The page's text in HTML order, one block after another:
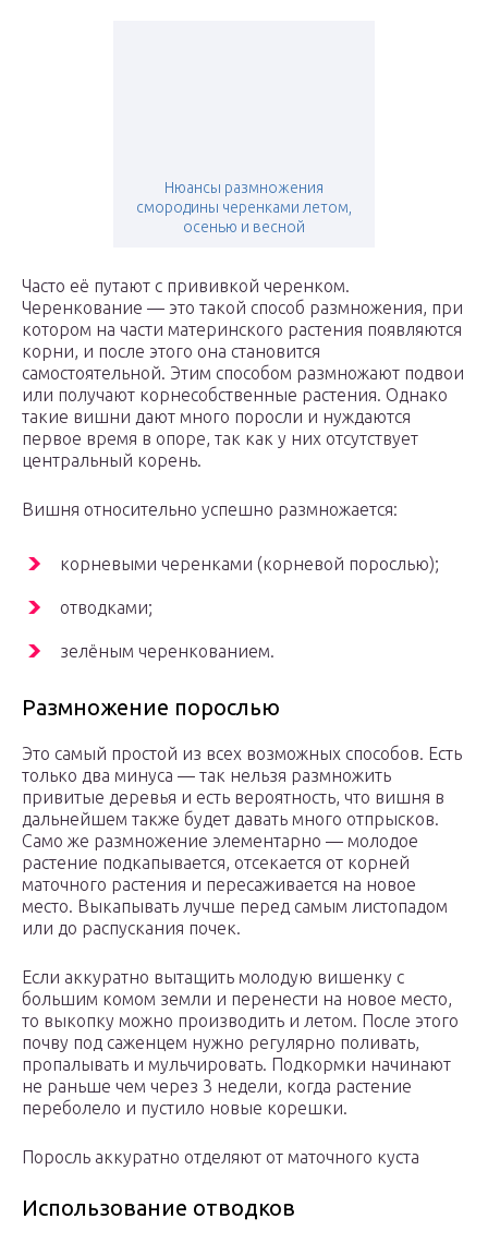
Нюансы размножения
смородины черенками летом,
осенью и весной
Часто её путают с прививкой черенком.
Черенкование — это такой способ размножения, при
котором на части материнского растения появляются
корни, и после этого она становится
самостоятельной. Этим способом размножают подвои
или получают корнесобственные растения. Однако
такие вишни дают много поросли и нуждаются
первое время в опоре, так как у них отсутствует
центральный корень.
Вишня относительно успешно размножается:
корневыми черенками (корневой порослью);
отводками;
зелёным черенкованием.
Размножение порослью
Это самый простой из всех возможных способов. Есть
только два минуса — так нельзя размножить
привитые деревья и есть вероятность, что вишня в
дальнейшем также будет давать много отпрысков.
Само же размножение элементарно — молодое
растение подкапывается, отсекается от корней
маточного растения и пересаживается на новое
место. Выкапывать лучше перед самым листопадом
или до распускания почек.
Если аккуратно вытащить молодую вишенку с
большим комом земли и перенести на новое место,
то выкопку можно производить и летом. После этого
почву под саженцем нужно регулярно поливать,
пропалывать и мульчировать. Подкормки начинают
не раньше чем через 3 недели, когда растение
переболело и пустило новые корешки.
Поросль аккуратно отделяют от маточного куста
Использование отводков